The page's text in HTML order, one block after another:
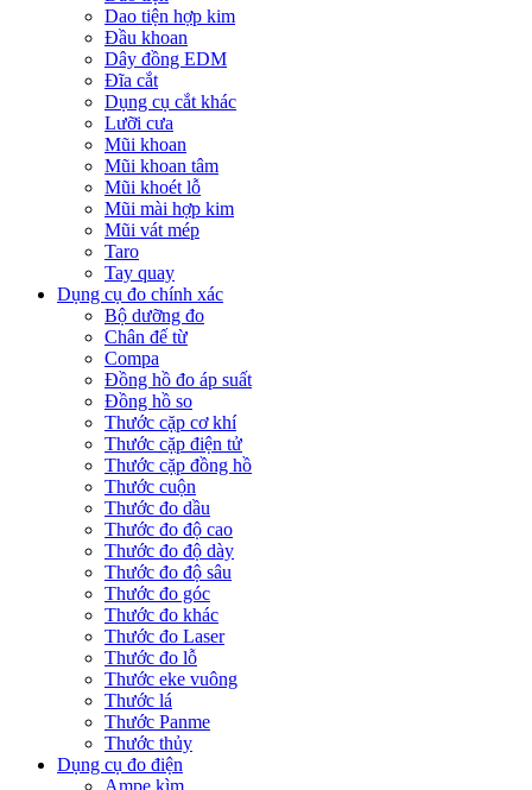
Dao tiện hợp kim
Đầu khoan
Dây đồng EDM
Đĩa cắt
Dụng cụ cắt khác
Lưỡi cưa
Mũi khoan
Mũi khoan tâm
Mũi khoét lỗ
Mũi mài hợp kim
Mũi vát mép
Taro
Tay quay
Dụng cụ đo chính xác
Bộ dưỡng đo
Chân đế từ
Compa
Đồng hồ đo áp suất
Đồng hồ so
Thước cặp cơ khí
Thước cặp điện tử
Thước cặp đồng hồ
Thước cuộn
Thước đo dầu
Thước đo độ cao
Thước đo độ dày
Thước đo độ sâu
Thước đo góc
Thước đo khác
Thước đo Laser
Thước đo lỗ
Thước eke vuông
Thước lá
Thước Panme
Thước thủy
Dụng cụ đo điện
Ampe kìm